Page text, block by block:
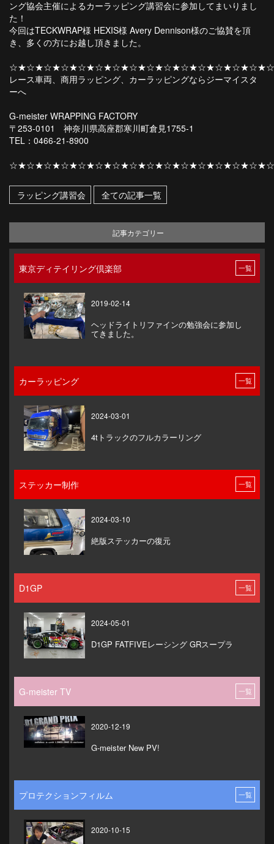
ング協会主催によるカーラッピング講習会に参加してまいりまし
た！
今回はTECKWRAP様 HEXIS様 Avery Dennison様のご協賛を頂
き、多くの方にお越し頂きました。
レース車両、商用ラッピング、カーラッピングならジーマイスタ
ーへ
G-meister WRAPPING FACTORY
〒253-0101 神奈川県高座郡寒川町倉見1755-1
TEL：0466-21-8900
ラッピング講習会 全ての記事一覧
記事カテゴリー
東京ディテイリング倶楽部 一覧
2019-02-14
ヘッドライトリファインの勉強会に参加し
てきました。
カーラッピング 一覧
2024-03-01
4tトラックのフルカラーリング
ステッカー制作 一覧
2024-03-10
絶版ステッカーの復元
D1GP 一覧
2024-05-01
D1GP FATFIVEレーシング GRスープラ
G-meister TV 一覧
2020-12-19
G-meister New PV!
プロテクションフィルム 一覧
2020-10-15